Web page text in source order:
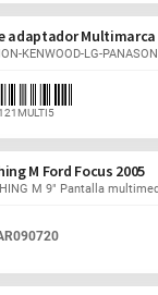
adaptador Multimarca
M Ford Focus 2005
M 9" Pantalla